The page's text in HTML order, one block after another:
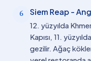
6 Siem Reap -
12. yüzyılda
Kapısı, 11.
gezilir. Ağaç